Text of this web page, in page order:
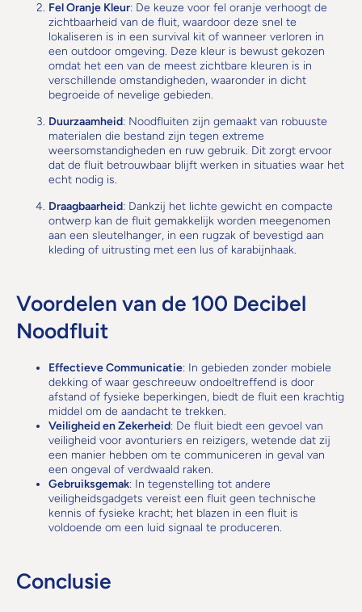
Fel Oranje Kleur: De keuze voor fel oranje verhoogt de
zichtbaarheid van de fluit, waardoor deze snel te
lokaliseren is in een survival kit of wanneer verloren in
een outdoor omgeving. Deze kleur is bewust gekozen
omdat het een van de meest zichtbare kleuren is in
verschillende omstandigheden, waaronder in dicht
begroeide of nevelige gebieden.
Duurzaamheid: Noodfluiten zijn gemaakt van robuuste
materialen die bestand zijn tegen extreme
weersomstandigheden en ruw gebruik. Dit zorgt ervoor
dat de fluit betrouwbaar blijft werken in situaties waar het
echt nodig is.
Draagbaarheid: Dankzij het lichte gewicht en compacte
ontwerp kan de fluit gemakkelijk worden meegenomen
aan een sleutelhanger, in een rugzak of bevestigd aan
kleding of uitrusting met een lus of karabijnhaak.
Voordelen van de 100 Decibel
Noodfluit
Effectieve Communicatie: In gebieden zonder mobiele
dekking of waar geschreeuw ondoeltreffend is door
afstand of fysieke beperkingen, biedt de fluit een krachtig
middel om de aandacht te trekken.
Veiligheid en Zekerheid: De fluit biedt een gevoel van
veiligheid voor avonturiers en reizigers, wetende dat zij
een manier hebben om te communiceren in geval van
een ongeval of verdwaald raken.
Gebruiksgemak: In tegenstelling tot andere
veiligheidsgadgets vereist een fluit geen technische
kennis of fysieke kracht; het blazen in een fluit is
voldoende om een luid signaal te produceren.
Conclusie